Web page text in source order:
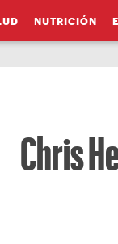
NUTRICIÓN
Chris